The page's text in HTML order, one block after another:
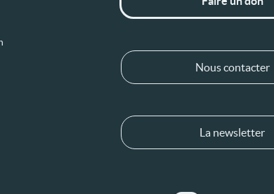
Nous contacter
La newsletter